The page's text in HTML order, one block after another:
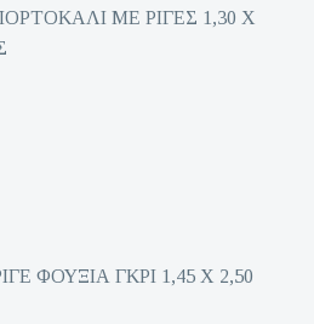
ΜΕ ΡΙΓΕΣ 1,30 Χ
ΦΟΥΞΙΑ ΓΚΡΙ 1,45 Χ 2,50